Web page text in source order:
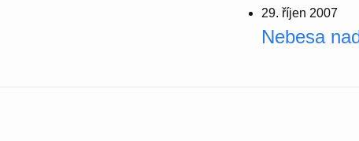
29. říjen 2007
Nebesa